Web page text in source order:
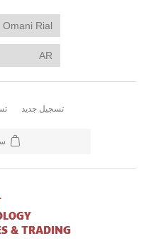
تسجيل جديد